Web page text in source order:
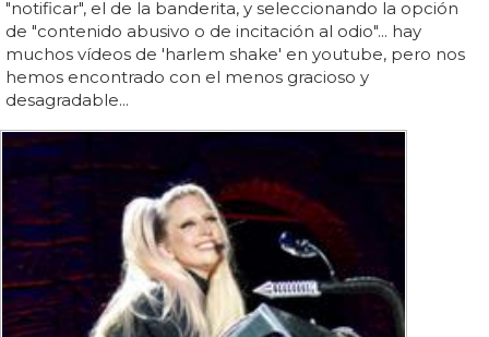
"notificar", el de la banderita, y seleccionando la opción
de "contenido abusivo o de incitación al odio"... hay
muchos vídeos de 'harlem shake' en youtube, pero nos
hemos encontrado con el menos gracioso y
desagradable...